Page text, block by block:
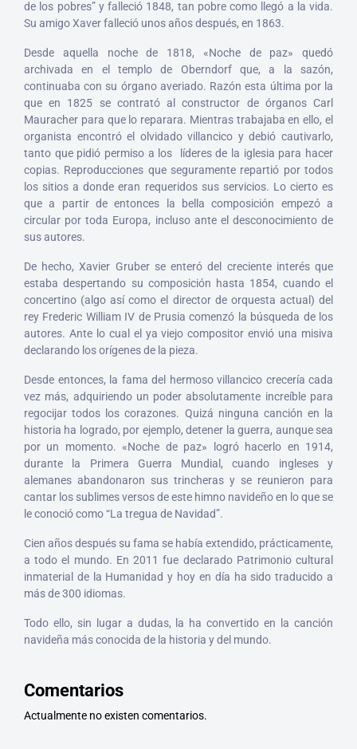
de los pobres” y falleció 1848, tan pobre como llegó a la vida.
Su amigo Xaver falleció unos años después, en 1863.
Desde aquella noche de 1818, «Noche de paz» quedó
archivada en el templo de Oberndorf que, a la sazón,
continuaba con su órgano averiado. Razón esta última por la
que en 1825 se contrató al constructor de órganos Carl
Mauracher para que lo reparara. Mientras trabajaba en ello, el
organista encontró el olvidado villancico y debió cautivarlo,
tanto que pidió permiso a los líderes de la iglesia para hacer
copias. Reproducciones que seguramente repartió por todos
los sitios a donde eran requeridos sus servicios. Lo cierto es
que a partir de entonces la bella composición empezó a
circular por toda Europa, incluso ante el desconocimiento de
sus autores.
De hecho, Xavier Gruber se enteró del creciente interés que
estaba despertando su composición hasta 1854, cuando el
concertino (algo así como el director de orquesta actual) del
rey Frederic William IV de Prusia comenzó la búsqueda de los
autores. Ante lo cual el ya viejo compositor envió una misiva
declarando los orígenes de la pieza.
Desde entonces, la fama del hermoso villancico crecería cada
vez más, adquiriendo un poder absolutamente increíble para
regocijar todos los corazones. Quizá ninguna canción en la
historia ha logrado, por ejemplo, detener la guerra, aunque sea
por un momento. «Noche de paz» logró hacerlo en 1914,
durante la Primera Guerra Mundial, cuando ingleses y
alemanes abandonaron sus trincheras y se reunieron para
cantar los sublimes versos de este himno navideño en lo que se
le conoció como “La tregua de Navidad”.
Cien años después su fama se había extendido, prácticamente,
a todo el mundo. En 2011 fue declarado Patrimonio cultural
inmaterial de la Humanidad y hoy en día ha sido traducido a
más de 300 idiomas.
Todo ello, sin lugar a dudas, la ha convertido en la canción
navideña más conocida de la historia y del mundo.
Comentarios
Actualmente no existen comentarios.